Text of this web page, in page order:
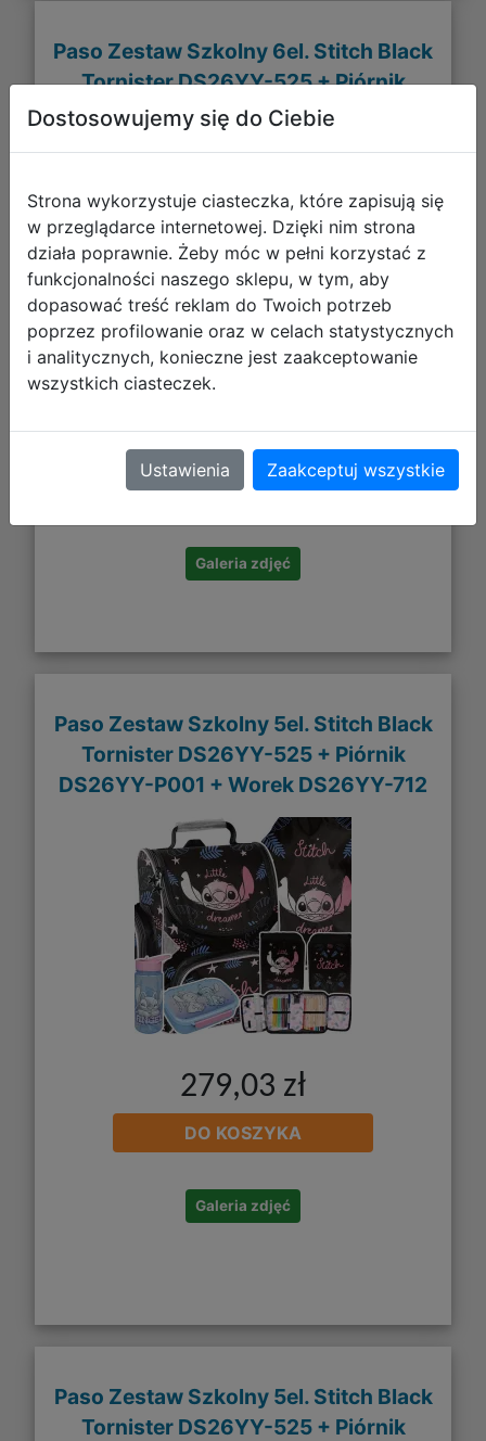
Paso Zestaw Szkolny 6el. Stitch Black
Tornister DS26YY-525 + Piórnik
DS26YY-P001 + Worek DS26YY-712
331,02 zł
DO KOSZYKA
Galeria zdjęć
Paso Zestaw Szkolny 5el. Stitch Black
Tornister DS26YY-525 + Piórnik
DS26YY-P001 + Worek DS26YY-712
279,03 zł
DO KOSZYKA
Galeria zdjęć
Paso Zestaw Szkolny 5el. Stitch Black
Tornister DS26YY-525 + Piórnik
Dostosowujemy się do Ciebie
Strona wykorzystuje ciasteczka, które zapisują się
w przeglądarce internetowej. Dzięki nim strona
działa poprawnie. Żeby móc w pełni korzystać z
funkcjonalności naszego sklepu, w tym, aby
dopasować treść reklam do Twoich potrzeb
poprzez profilowanie oraz w celach statystycznych
i analitycznych, konieczne jest zaakceptowanie
wszystkich ciasteczek.
Ustawienia Zaakceptuj wszystkie